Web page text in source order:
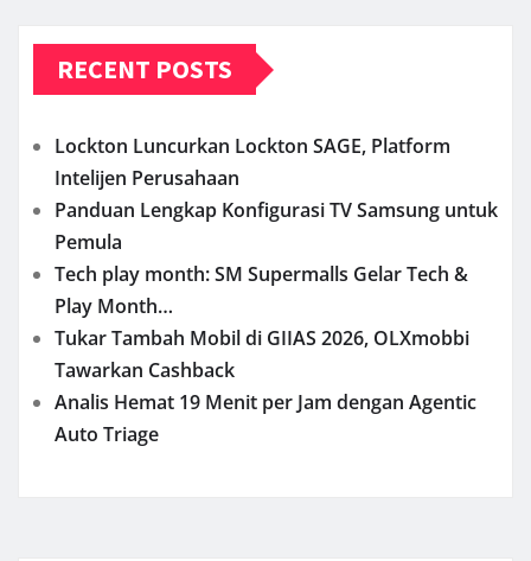
RECENT POSTS
Lockton Luncurkan Lockton SAGE, Platform
Intelijen Perusahaan
Panduan Lengkap Konfigurasi TV Samsung untuk
Pemula
Tech play month: SM Supermalls Gelar Tech &
Play Month…
Tukar Tambah Mobil di GIIAS 2026, OLXmobbi
Tawarkan Cashback
Analis Hemat 19 Menit per Jam dengan Agentic
Auto Triage